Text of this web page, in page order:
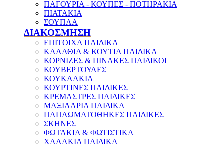
ΠΑΓΟΥΡΙΑ - ΚΟΥΠΕΣ - ΠΟΤΗΡΑΚΙΑ
ΠΙΑΤΑΚΙΑ
ΣΟΥΠΛΑ
ΔΙΑΚΟΣΜΗΣΗ
ΕΠΙΤΟΙΧΑ ΠΑΙΔΙΚΑ
ΚΑΛΑΘΙΑ & ΚΟΥΤΙΑ ΠΑΙΔΙΚΑ
ΚΟΡΝΙΖΕΣ & ΠΙΝΑΚΕΣ ΠΑΙΔΙΚΟΙ
ΚΟΥΒΕΡΤΟΥΛΕΣ
ΚΟΥΚΛΑΚΙΑ
ΚΟΥΡΤΙΝΕΣ ΠΑΙΔΙΚΕΣ
ΚΡΕΜΑΣΤΡΕΣ ΠΑΙΔΙΚΕΣ
ΜΑΞΙΛΑΡΙΑ ΠΑΙΔΙΚΑ
ΠΑΠΛΩΜΑΤΟΘΗΚΕΣ ΠΑΙΔΙΚΕΣ
ΣΚΗΝΕΣ
ΦΩΤΑΚΙΑ & ΦΩΤΙΣΤΙΚΑ
ΧΑΛΑΚΙΑ ΠΑΙΔΙΚΑ